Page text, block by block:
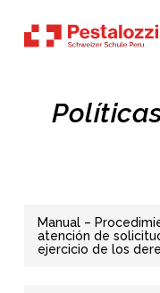
Manual –
atención de
ejercicio de los